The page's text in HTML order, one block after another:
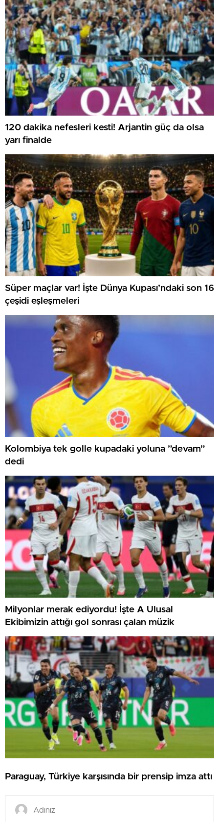
120 dakika nefesleri kesti! Arjantin güç da olsa
yarı finalde
Süper maçlar var! İşte Dünya Kupası’ndaki son 16
çeşidi eşleşmeleri
Kolombiya tek golle kupadaki yoluna ”devam”
dedi
Milyonlar merak ediyordu! İşte A Ulusal
Ekibimizin attığı gol sonrası çalan müzik
Paraguay, Türkiye karşısında bir prensip imza attı